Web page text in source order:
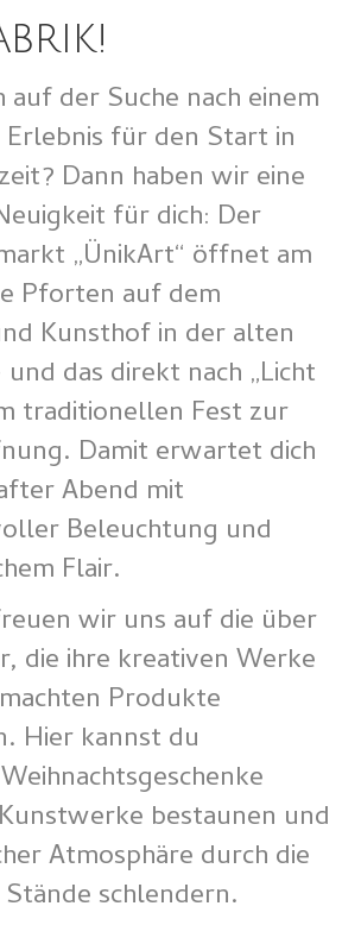
auf der Suche nach einem
für den Start in
Dann haben wir eine
für dich: Der
„ÜnikArt“ öffnet am
Pforten auf dem
Kunsthof in der alten
das direkt nach „Licht
traditionellen Fest zur
Damit erwartet dich
Abend mit
Beleuchtung und
Flair.
wir uns auf die über
die ihre kreativen Werke
Produkte
Hier kannst du
bestaunen und
Atmosphäre durch die
schlendern.